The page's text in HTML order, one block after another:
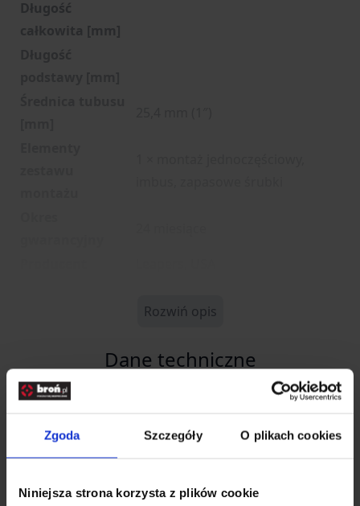
Zgoda Szczegóły O plikach cookies
Niniejsza strona korzysta z plików cookie
Długość
Rozwiń opis
Dane techniczne
Producent
LEAPERS